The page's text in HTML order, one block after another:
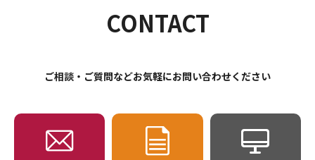
CONTACT
ご相談・ご質問などお気軽にお問い合わせください